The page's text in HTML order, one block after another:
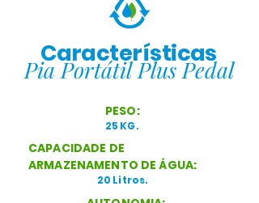
Características
Pia Portátil Plus Pedal
PESO:
25 KG.
CAPACIDADE DE
ARMAZENAMENTO DE ÁGUA:
20 Litros.